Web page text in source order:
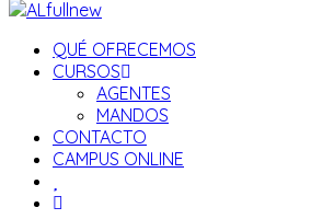
QUÉ OFRECEMOS
CURSOS
AGENTES
MANDOS
CONTACTO
CAMPUS ONLINE